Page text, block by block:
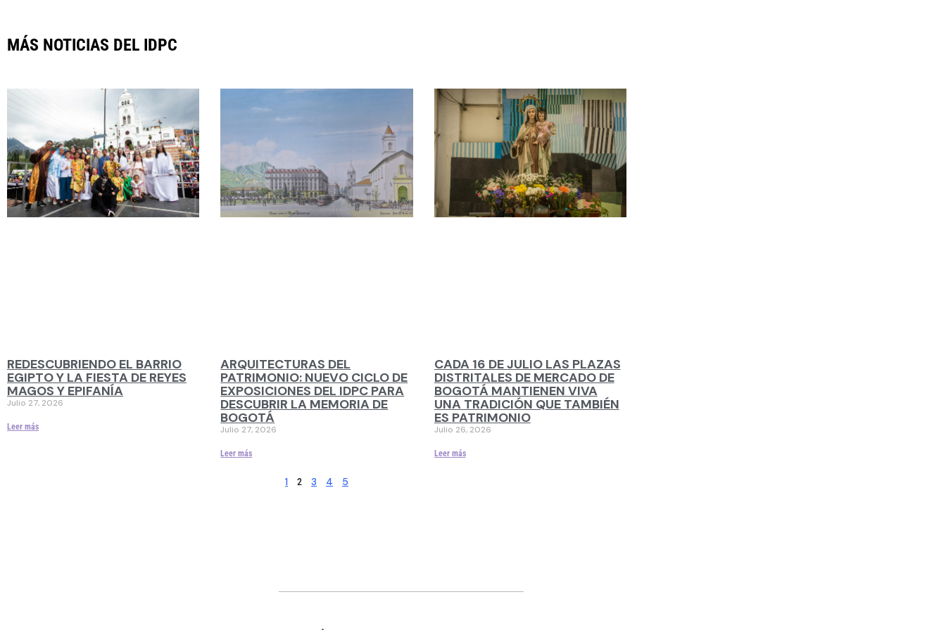
MÁS NOTICIAS DEL IDPC
REDESCUBRIENDO EL BARRIO
EGIPTO Y LA FIESTA DE REYES
MAGOS Y EPIFANÍA
Julio 27, 2026
Leer más
ARQUITECTURAS DEL
PATRIMONIO: NUEVO CICLO DE
EXPOSICIONES DEL IDPC PARA
DESCUBRIR LA MEMORIA DE
BOGOTÁ
Julio 27, 2026
Leer más
CADA 16 DE JULIO LAS PLAZAS
DISTRITALES DE MERCADO DE
BOGOTÁ MANTIENEN VIVA
UNA TRADICIÓN QUE TAMBIÉN
ES PATRIMONIO
Julio 26, 2026
Leer más
1 2 3 4 5